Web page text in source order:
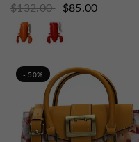
$132.00
$85.00
Orange Rouge
- 50%